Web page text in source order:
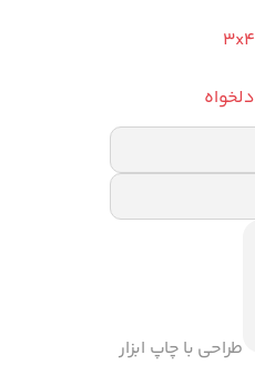
3x4
دلخواه
طراحی با چاپ ابزار